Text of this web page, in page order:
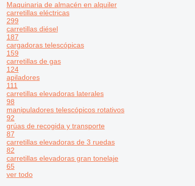
Maquinaria de almacén en alquiler
carretillas eléctricas
299
carretillas diésel
187
cargadoras telescópicas
159
carretillas de gas
124
apiladores
111
carretillas elevadoras laterales
98
manipuladores telescópicos rotativos
92
grúas de recogida y transporte
87
carretillas elevadoras de 3 ruedas
82
carretillas elevadoras gran tonelaje
65
ver todo